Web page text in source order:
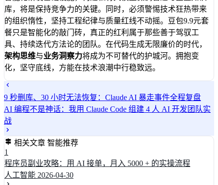
库，将是保持竞争力的关键。同时，必须警惕技术狂热带来
的组织惰性，坚持工程纪律与质量红线不动摇。豆包9.9元套
餐只是智能化的敲门砖，真正的红利属于那些善于驾驭工
具、持续迭代方法论的团队。在代码生成无限廉价的时代，
架构思维与业务洞察力将成为不可替代的护城河。拥抱变
化，坚守底线，方能在技术浪潮中行稳致远。
9 秒删库、30 小时无法恢复：Claude AI 暴走事件全程复盘
AI 编程不是神话：我用 Claude Code 组建 4 人 AI 开发团队实
战
相关文章 智能推荐
1
程序员副业攻略：用 AI 接单，月入 5000 + 的实操流程
人工智能 2026-04-30